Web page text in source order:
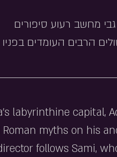
מחשב רעוע סיפורים
הרבים העומדים בפניו
labyrinthine capital,
Roman myths on his
follows Sami,